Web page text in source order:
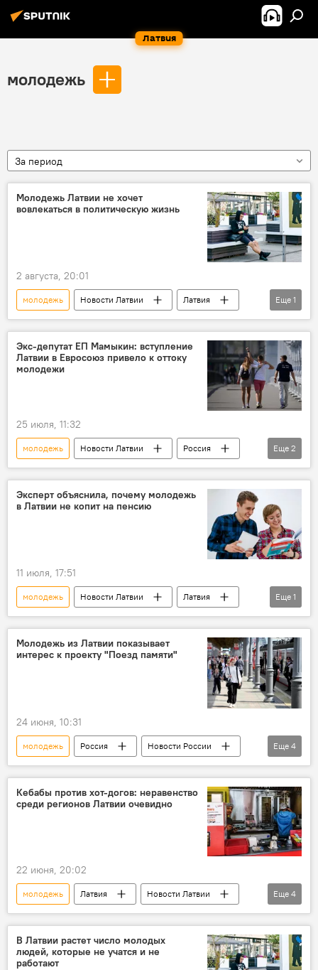
Латвия
молодежь
За период
Молодежь Латвии не хочет
вовлекаться в политическую жизнь
2 августа, 20:01
молодежь Новости Латвии
Латвия
политика
Еще 1
Экс-депутат ЕП Мамыкин: вступление
Латвии в Евросоюз привело к оттоку
молодежи
25 июля, 11:32
молодежь Новости Латвии
Россия
Беларусь
Андрей Мамыкин
Еще 2
Эксперт объяснила, почему молодежь
в Латвии не копит на пенсию
11 июля, 17:51
молодежь Новости Латвии
Латвия
пенсия
Еще 1
Молодежь из Латвии показывает
интерес к проекту "Поезд памяти"
24 июня, 10:31
молодежь Россия
Новости России
Новости Балтии
страны Балтии
Дмитрий Иванов
Еще 4
Кебабы против хот-догов: неравенство
среди регионов Латвии очевидно
22 июня, 20:02
молодежь Латвия
Новости Латвии
уличная еда
фастфуд
социально-экономическое неравенство
общество
Еще 4
В Латвии растет число молодых
людей, которые не учатся и не
работают